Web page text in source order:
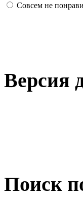
Совсем не
Версия
Поиск